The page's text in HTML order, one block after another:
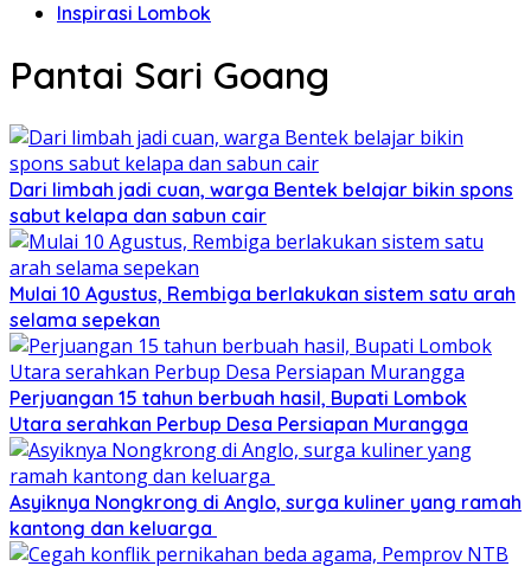
Inspirasi Lombok
Pantai Sari Goang
Dari limbah jadi cuan, warga Bentek belajar bikin spons
sabut kelapa dan sabun cair
Mulai 10 Agustus, Rembiga berlakukan sistem satu arah
selama sepekan
Perjuangan 15 tahun berbuah hasil, Bupati Lombok
Utara serahkan Perbup Desa Persiapan Murangga
Asyiknya Nongkrong di Anglo, surga kuliner yang ramah
kantong dan keluarga